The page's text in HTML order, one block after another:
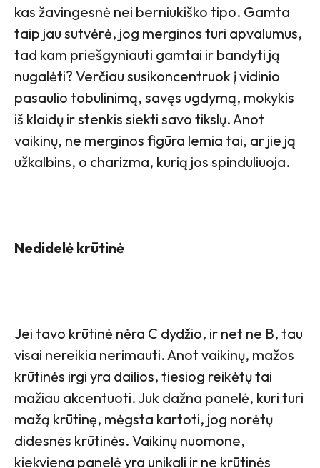
kas žavingesnė nei berniukiško tipo. Gamta
taip jau sutvėrė, jog merginos turi apvalumus,
tad kam priešgyniauti gamtai ir bandyti ją
nugalėti? Verčiau susikoncentruok į vidinio
pasaulio tobulinimą, savęs ugdymą, mokykis
iš klaidų ir stenkis siekti savo tikslų. Anot
vaikinų, ne merginos figūra lemia tai, ar jie ją
užkalbins, o charizma, kurią jos spinduliuoja.
Nedidelė krūtinė
Jei tavo krūtinė nėra C dydžio, ir net ne B, tau
visai nereikia nerimauti. Anot vaikinų, mažos
krūtinės irgi yra dailios, tiesiog reikėtų tai
mažiau akcentuoti. Juk dažna panelė, kuri turi
mažą krūtinę, mėgsta kartoti, jog norėtų
didesnės krūtinės. Vaikinų nuomone,
kiekviena panelė yra unikali ir ne krūtinės